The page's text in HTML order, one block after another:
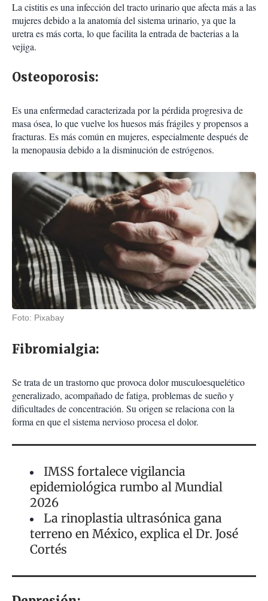
La cistitis es una infección del tracto urinario que afecta más a las
mujeres debido a la anatomía del sistema urinario, ya que la
uretra es más corta, lo que facilita la entrada de bacterias a la
vejiga.
Osteoporosis:
Es una enfermedad caracterizada por la pérdida progresiva de
masa ósea, lo que vuelve los huesos más frágiles y propensos a
fracturas. Es más común en mujeres, especialmente después de
la menopausia debido a la disminución de estrógenos.
Foto: Pixabay
Fibromialgia:
Se trata de un trastorno que provoca dolor musculoesquelético
generalizado, acompañado de fatiga, problemas de sueño y
dificultades de concentración. Su origen se relaciona con la
forma en que el sistema nervioso procesa el dolor.
IMSS fortalece vigilancia
epidemiológica rumbo al Mundial
2026
La rinoplastia ultrasónica gana
terreno en México, explica el Dr. José
Cortés